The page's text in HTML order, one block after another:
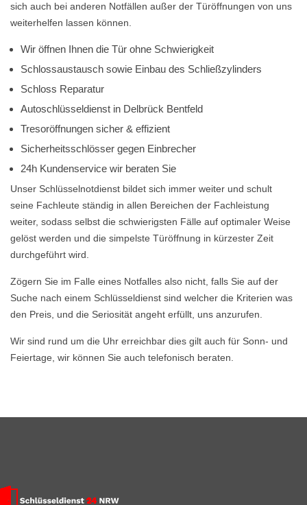
sich auch bei anderen Notfällen außer der Türöffnungen von uns
weiterhelfen lassen können.
Wir öffnen Ihnen die Tür ohne Schwierigkeit
Schlossaustausch sowie Einbau des Schließzylinders
Schloss Reparatur
Autoschlüsseldienst in Delbrück Bentfeld
Tresoröffnungen sicher & effizient
Sicherheitsschlösser gegen Einbrecher
24h Kundenservice wir beraten Sie
Unser Schlüsselnotdienst bildet sich immer weiter und schult
seine Fachleute ständig in allen Bereichen der Fachleistung
weiter, sodass selbst die schwierigsten Fälle auf optimaler Weise
gelöst werden und die simpelste Türöffnung in kürzester Zeit
durchgeführt wird.
Zögern Sie im Falle eines Notfalles also nicht, falls Sie auf der
Suche nach einem Schlüsseldienst sind welcher die Kriterien was
den Preis, und die Seriosität angeht erfüllt, uns anzurufen.
Wir sind rund um die Uhr erreichbar dies gilt auch für Sonn- und
Feiertage, wir können Sie auch telefonisch beraten.